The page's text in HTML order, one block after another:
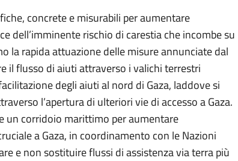
concrete e misurabili per aumentare
dell’imminente rischio di carestia che incombe su
la rapida attuazione delle misure annunciate dal
il flusso di aiuti attraverso i valichi terrestri
degli aiuti al nord di Gaza, laddove si
l’apertura di ulteriori vie di accesso a Gaza.
un corridoio marittimo per aumentare
a Gaza, in coordinamento con le Nazioni
e non sostituire flussi di assistenza via terra più